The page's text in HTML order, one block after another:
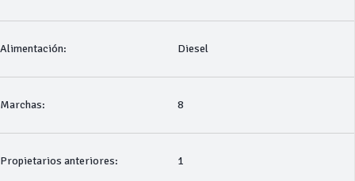
Alimentación: Diesel
Marchas: 8
Propietarios anteriores: 1